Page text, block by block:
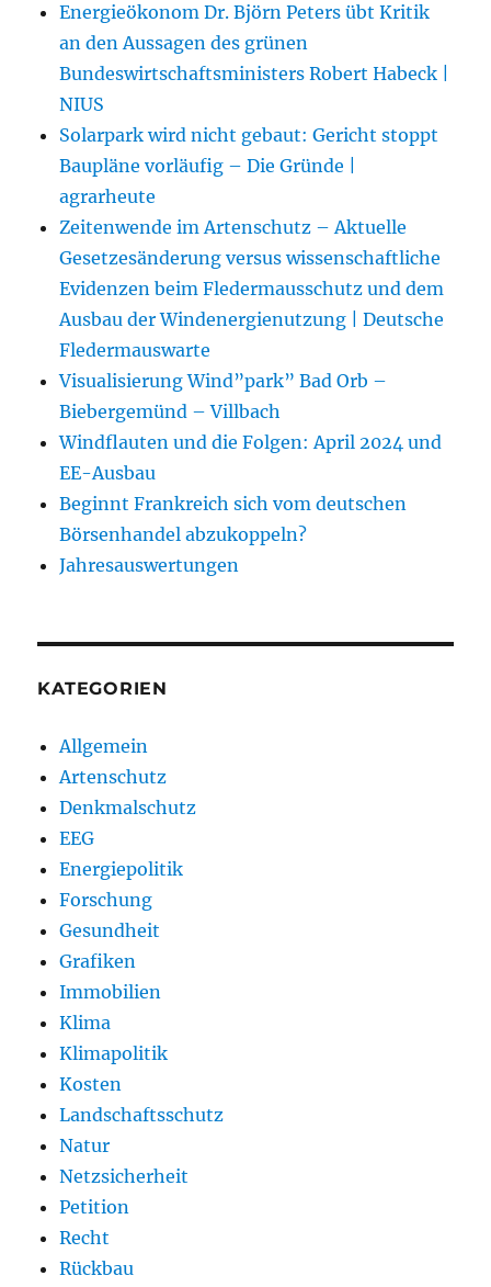
Energieökonom Dr. Björn Peters übt Kritik
an den Aussagen des grünen
Bundeswirtschaftsministers Robert Habeck |
NIUS
Solarpark wird nicht gebaut: Gericht stoppt
Baupläne vorläufig – Die Gründe |
agrarheute
Zeitenwende im Artenschutz – Aktuelle
Gesetzesänderung versus wissenschaftliche
Evidenzen beim Fledermausschutz und dem
Ausbau der Windenergienutzung | Deutsche
Fledermauswarte
Visualisierung Wind”park” Bad Orb –
Biebergemünd – Villbach
Windflauten und die Folgen: April 2024 und
EE-Ausbau
Beginnt Frankreich sich vom deutschen
Börsenhandel abzukoppeln?
Jahresauswertungen
KATEGORIEN
Allgemein
Artenschutz
Denkmalschutz
EEG
Energiepolitik
Forschung
Gesundheit
Grafiken
Immobilien
Klima
Klimapolitik
Kosten
Landschaftsschutz
Natur
Netzsicherheit
Petition
Recht
Rückbau